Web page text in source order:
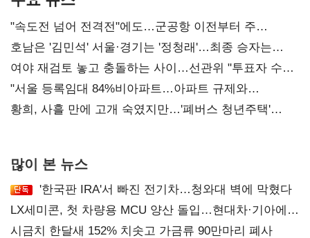
"속도전 넘어 전격전"에도…군공항 이전부터 주
52시간까지 '뇌관'
호남은 '김민석' 서울·경기는 '정청래'…최종 승자는
'안갯속'
여야 재검토 놓고 충돌하는 사이…선관위 "투표자 수
오차 당연"
"서울 등록임대 84%비아파트…아파트 규제와
달리해야"
황희, 사흘 만에 고개 숙였지만…'폐버스 청년주택'
많이 본 뉴스
'한국판 IRA'서 빠진 전기차…청와대 벽에 막혔다
LX세미콘, 첫 차량용 MCU 양산 돌입…현대차·기아에
공급
시금치 한달새 152% 치솟고 가금류 90만마리 폐사